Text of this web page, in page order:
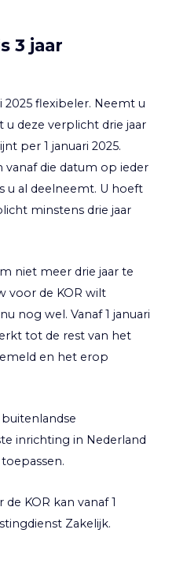
3 jaar
2025 flexibeler. Neemt u
u deze verplicht drie jaar
per 1 januari 2025.
die datum op ieder
u al deelneemt. U hoeft
minstens drie jaar
niet meer drie jaar te
voor de KOR wilt
nog wel. Vanaf 1 januari
tot de rest van het
en het erop
inrichting in Nederland
KOR kan vanaf 1
Zakelijk.